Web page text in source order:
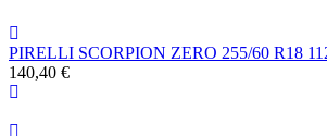
PIRELLI SCORPION ZERO 255/60 R18
140,40 €